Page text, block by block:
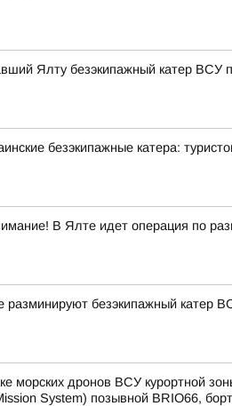
Ялту безэкипажный катер ВСУ
безэкипажные катера:
В Ялте идет операция по
разминируют безэкипажный катер
морских дронов ВСУ курортной
System) позывной BRIO66,